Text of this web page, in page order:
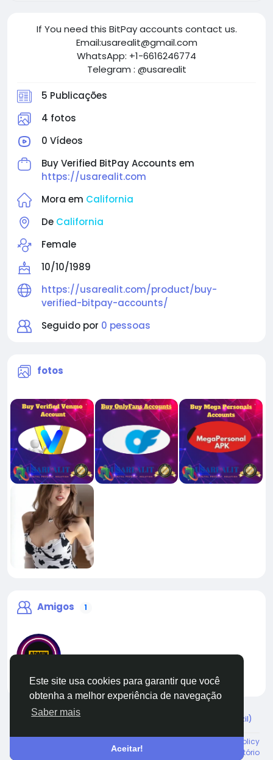
Este site usa cookies para garantir que você
obtenha a melhor experiência de navegação
Saber mais
Aceitar!
If You need this BitPay accounts contact us.
Email:usarealit@gmail.com
WhatsApp: +1-6616246774
Telegram : @usarealit
5 Publicações
4 fotos
0 Vídeos
Buy Verified BitPay Accounts em
https://usarealit.com
Mora em California
De California
Female
10/10/1989
https://usarealit.com/product/buy-
verified-bitpay-accounts/
Seguido por 0 pessoas
fotos
Amigos 1
liveadmin
© 2026 Live City In Portuguese (Brazil)
Shipping and delivery policy
Fale conosco Diretório